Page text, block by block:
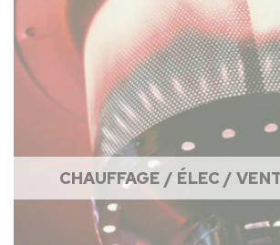
CHAUFFAGE / ÉLEC /